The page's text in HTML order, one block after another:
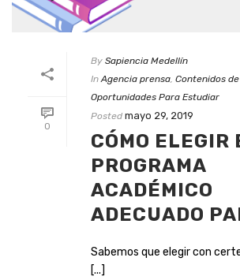
0
By Sapiencia Medellín
In Agencia prensa Contenidos
Oportunidades Para Estudiar
Posted mayo 29, 2019
CÓMO ELEGIR
PROGRAMA
ACADÉMICO
ADECUADO
Sabemos que elegir con
[...]